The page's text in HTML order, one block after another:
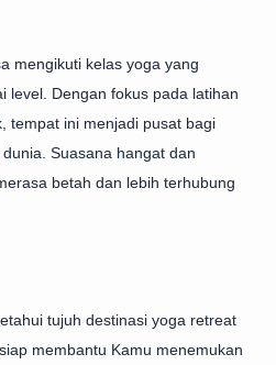
mengikuti kelas yoga yang
level. Dengan fokus pada latihan
tempat ini menjadi pusat bagi
Suasana hangat dan
betah dan lebih terhubung
tujuh destinasi yoga retreat
membantu Kamu menemukan